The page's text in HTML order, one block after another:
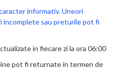
informativ. Uneori
incomplete sau preturile pot fi
in fiecare zi la ora 06:00
pot fi returnate in termen de